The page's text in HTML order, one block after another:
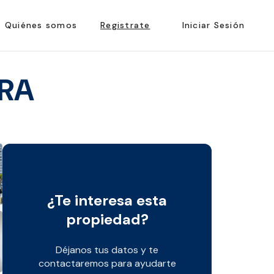
Quiénes somos Registrate Iniciar Sesión
¿Te interesa esta
propiedad?
Déjanos tus datos y te
contactaremos para ayudarte